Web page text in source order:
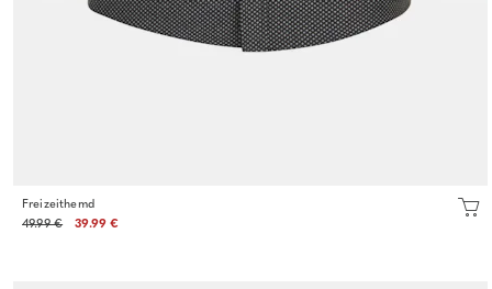
Freizeithemd
49.99 €
39.99 €